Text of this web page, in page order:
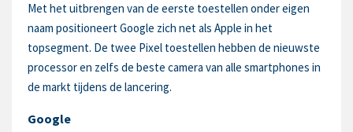
Met het uitbrengen van de eerste toestellen onder eigen
naam positioneert Google zich net als Apple in het
topsegment. De twee Pixel toestellen hebben de nieuwste
processor en zelfs de beste camera van alle smartphones in
de markt tijdens de lancering.
Google